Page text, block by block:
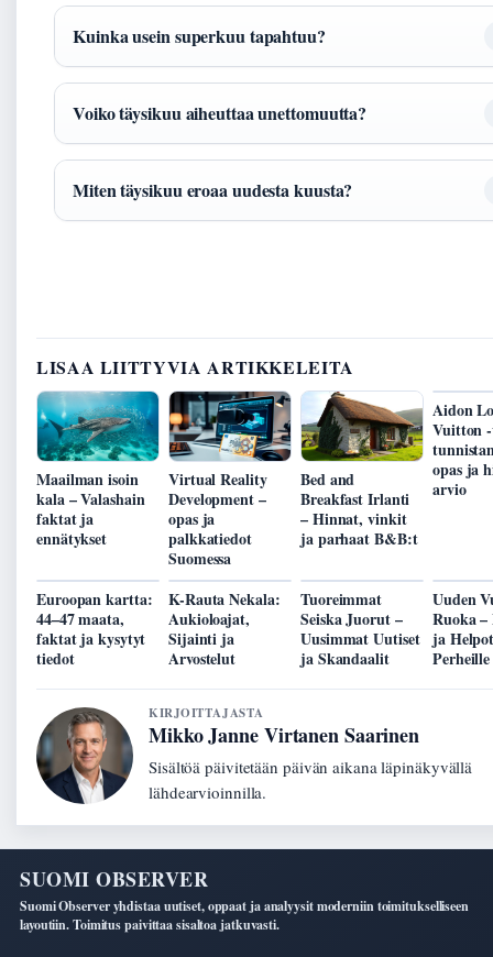
Kuinka usein superkuu tapahtuu?
Voiko täysikuu aiheuttaa unettomuutta?
Miten täysikuu eroaa uudesta kuusta?
LISAA LIITTYVIA ARTIKKELEITA
Maailman isoin
kala – Valashain
faktat ja
ennätykset
Virtual Reality
Development –
opas ja
palkkatiedot
Suomessa
Bed and
Breakfast Irlanti
– Hinnat, vinkit
ja parhaat B&B:t
Aidon
Vuitton
opas ja
arvio
Euroopan kartta:
44–47 maata,
faktat ja kysytyt
tiedot
K-Rauta Nekala:
Aukioloajat,
Sijainti ja
Arvostelut
Tuoreimmat
Seiska Juorut –
Uusimmat Uutiset
ja Skandaalit
Uuden
Ruoka –
ja
Perheille
KIRJOITTAJASTA
Mikko Janne Virtanen Saarinen
Sisältöä päivitetään päivän aikana läpinäkyvällä
lähdearvioinnilla.
SUOMI OBSERVER
Suomi Observer yhdistaa uutiset, oppaat ja analyysit moderniin toimitukselliseen
layoutiin. Toimitus paivittaa sisaltoa jatkuvasti.